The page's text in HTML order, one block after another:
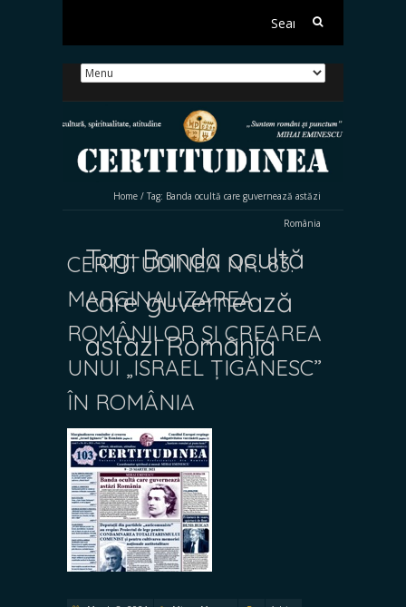
Search
Home / Tag: Banda ocultă care guvernează astăzi
România
Tag:Banda ocultă
care guvernează
astăzi România
CERTITUDINEA NR. 83.
MARGINALIZAREA
ROMÂNILOR ȘI CREAREA
UNUI „ISRAEL ȚIGĂNESC”
ÎN ROMÂNIA